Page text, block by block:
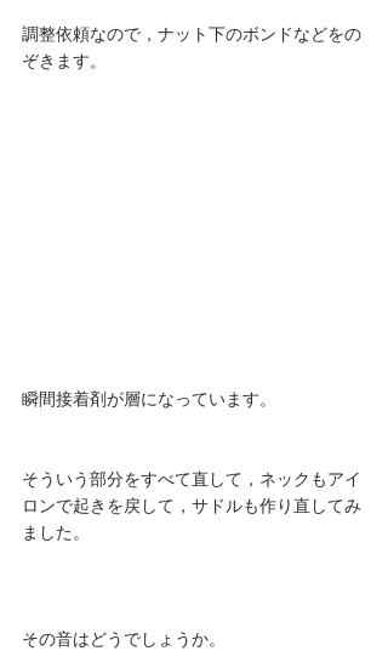
調整依頼なので，ナット下のボンドなどをの
ぞきます。
瞬間接着剤が層になっています。
そういう部分をすべて直して，ネックもアイ
ロンで起きを戻して，サドルも作り直してみ
ました。
その音はどうでしょうか。